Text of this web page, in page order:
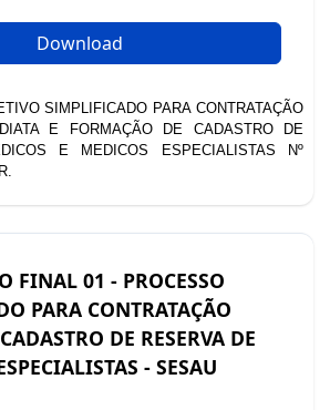
Download
SIMPLIFICADO PARA CONTRATAÇÃO
E FORMAÇÃO DE CADASTRO DE
E MEDICOS ESPECIALISTAS Nº
FINAL 01 - PROCESSO
PARA CONTRATAÇÃO
DE RESERVA DE
- SESAU